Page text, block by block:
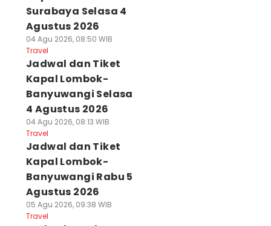
Faktor yang
Jadwal Lengkap
Surabaya Selasa 4
Agustus 2026
04 Agu 2026, 08:50 WIB
Travel
Jadwal dan Tiket
Kapal Lombok-
Banyuwangi Selasa
4 Agustus 2026
04 Agu 2026, 08:13 WIB
Travel
Jadwal dan Tiket
Kapal Lombok-
Banyuwangi Rabu 5
Agustus 2026
05 Agu 2026, 09:38 WIB
Travel